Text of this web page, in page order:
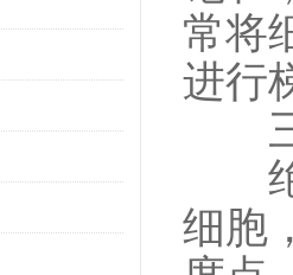
常将
进行
三
绝
细胞